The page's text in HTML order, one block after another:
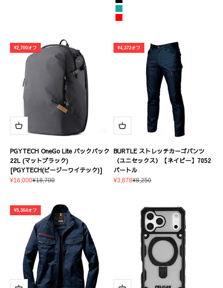
マットブラック
マーリン
メタリックレッド
¥2,700オフ
PGYTECH OneGo Lite バックパック
22L (マットブラック)
[PGYTECH(ピージーワイテック)]
セール価格
¥16,000通常価格
¥18,700
¥4,372オフ
BURTLE ストレッチカーゴパンツ
（ユニセックス）【ネイビー】7052
バートル
セール価格
¥3,878通常価格
¥8,250
¥5,364オフ